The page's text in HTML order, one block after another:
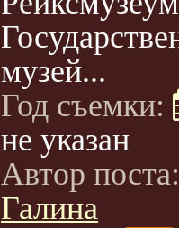
музей...
Год съемки:
не указан
Автор
Галина